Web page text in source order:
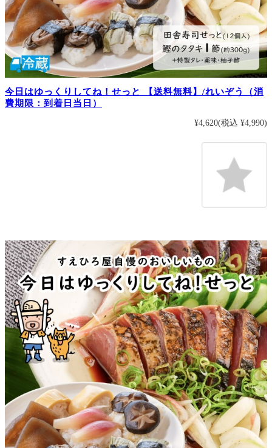
今日はゆっくりしてね！せっと 【送料無料】/れいぞう（消
費期限：到着日当日）
¥4,620(税込 ¥4,990)